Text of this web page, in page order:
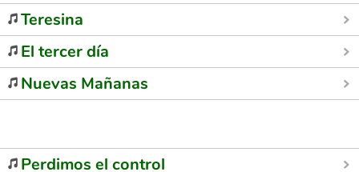
Teresina
El tercer día
Nuevas Mañanas
Perdimos el control